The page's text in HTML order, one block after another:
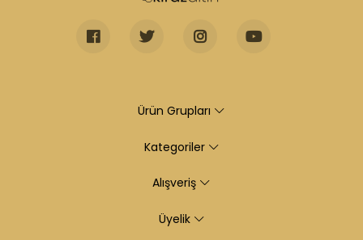
Ürün Grupları
Kategoriler
Alışveriş
Üyelik